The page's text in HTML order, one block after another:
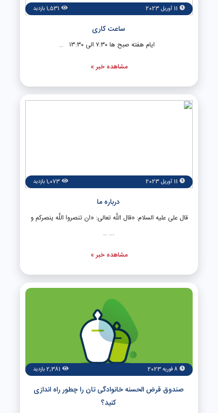
11 آوریل 2023 1,531 بازدید
ساعت کاری
ایام هفته صبح ها ۷:۳۰ الی ۱۳:۳۰ ..
مشاهده خبر »
11 آوریل 2023 1,073 بازدید
درباره ما
قال على علیه السلام: «قال اللَّه تعالى: «ان تنصروا اللَّه ینصرکم و
... ..
مشاهده خبر »
8 فوریه 2023 2,381 بازدید
صندوق قرض الحسنه خانوادگی تان را چطور راه اندازی
کنید؟